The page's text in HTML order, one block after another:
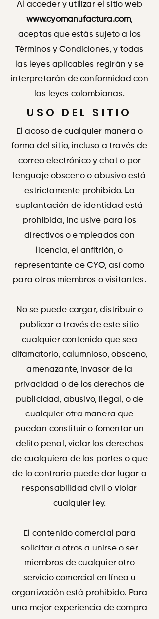
Al acceder y utilizar el sitio web
www.cyomanufactura.com,
aceptas que estás sujeto a los
Términos y Condiciones, y todas
las leyes aplicables regirán y se
interpretarán de conformidad con
las leyes colombianas.
USO DEL SITIO
El acoso de cualquier manera o
forma del sitio, incluso a través de
correo electrónico y chat o por
lenguaje obsceno o abusivo está
estrictamente prohibido. La
suplantación de identidad está
prohibida, inclusive para los
directivos o empleados con
licencia, el anfitrión, o
representante de CYO, así como
para otros miembros o visitantes.
No se puede cargar, distribuir o
publicar a través de este sitio
cualquier contenido que sea
difamatorio, calumnioso, obsceno,
amenazante, invasor de la
privacidad o de los derechos de
publicidad, abusivo, ilegal, o de
cualquier otra manera que
puedan constituir o fomentar un
delito penal, violar los derechos
de cualquiera de las partes o que
de lo contrario puede dar lugar a
responsabilidad civil o violar
cualquier ley.
El contenido comercial para
solicitar a otros a unirse o ser
miembros de cualquier otro
servicio comercial en línea u
organización está prohibido. Para
una mejor experiencia de compra